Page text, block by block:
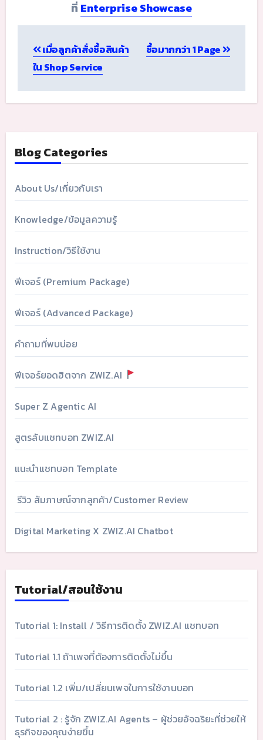
ที่ Enterprise Showcase
Post
navigation
เมื่อลูกค้าสั่งซื้อสินค้า
ใน Shop Service
ซื้อมากกว่า 1 Page
Blog Categories
About Us/เกี่ยวกับเรา
Knowledge/ข้อมูลความรู้
Instruction/วิธีใช้งาน
ฟีเจอร์ (Premium Package)
ฟีเจอร์ (Advanced Package)
คำถามที่พบบ่อย
ฟีเจอร์ยอดฮิตจาก ZWIZ.AI
Super Z Agentic AI
สูตรลับแชทบอท ZWIZ.AI
แนะนำแชทบอท Template
รีวิว สัมภาษณ์จากลูกค้า/Customer Review
Digital Marketing X ZWIZ.AI Chatbot
Tutorial/สอนใช้งาน
Tutorial 1: Install / วิธีการติดตั้ง ZWIZ.AI แชทบอท
Tutorial 1.1 ถ้าเพจที่ต้องการติดตั้งไม่ขึ้น
Tutorial 1.2 เพิ่ม/เปลี่ยนเพจในการใช้งานบอท
Tutorial 2 : รู้จัก ZWIZ.AI Agents – ผู้ช่วยอัจฉริยะที่ช่วยให้
ธุรกิจของคุณง่ายขึ้น